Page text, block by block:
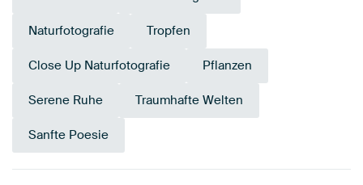
Naturfotografie Tropfen
Close Up Naturfotografie Pflanzen
Serene Ruhe Traumhafte Welten
Sanfte Poesie